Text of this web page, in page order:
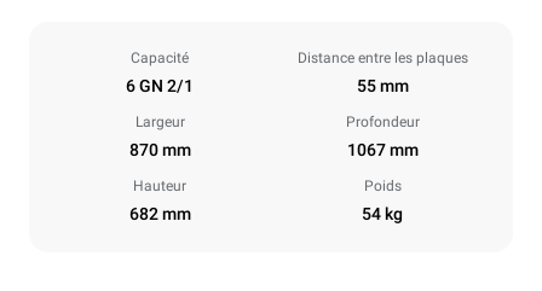
Capacité
6 GN 2/1
Distance entre les plaques
55 mm
Largeur
870 mm
Profondeur
1067 mm
Hauteur
682 mm
Poids
54 kg